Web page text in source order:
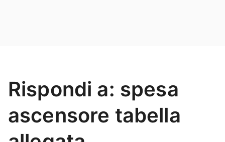
Rispondi a: spesa
ascensore tabella